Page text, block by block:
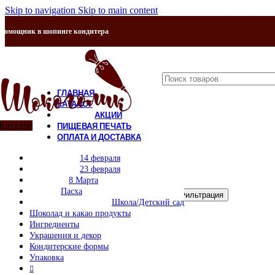
Skip to navigation Skip to main content
в шопинге кондитера
14 февраля
23 февраля
8 Марта
Пасха
Школа/Детский сад
Шоколад и какао продукты
Ингредиенты
Украшения и декор
Кондитерские формы
Упаковка
ГЛАВНАЯ
КАТАЛОГ
АКЦИИ
ПИЩЕВАЯ ПЕЧАТЬ
ОПЛАТА И ДОСТАВКА
О НАС
Фильтр по цене
Минимальная цена Фильтрация
Цена:40 ₽
Категории товаров
Сухие десерты
НОВЫЙ ГОД